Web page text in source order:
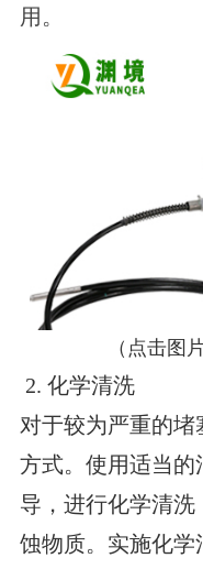
用。
（点击图
2. 化学清洗
对于较为严重的
方式。使用适当的
导，进行化学清
蚀物质。实施化学